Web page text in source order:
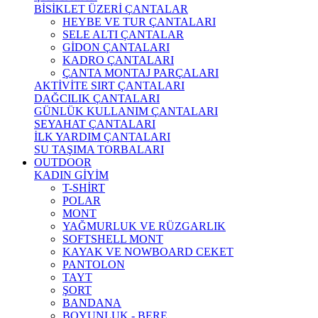
BİSİKLET ÜZERİ ÇANTALAR
HEYBE VE TUR ÇANTALARI
SELE ALTI ÇANTALAR
GİDON ÇANTALARI
KADRO ÇANTALARI
ÇANTA MONTAJ PARÇALARI
AKTİVİTE SIRT ÇANTALARI
DAĞCILIK ÇANTALARI
GÜNLÜK KULLANIM ÇANTALARI
SEYAHAT ÇANTALARI
İLK YARDIM ÇANTALARI
SU TAŞIMA TORBALARI
OUTDOOR
KADIN GİYİM
T-SHİRT
POLAR
MONT
YAĞMURLUK VE RÜZGARLIK
SOFTSHELL MONT
KAYAK VE NOWBOARD CEKET
PANTOLON
TAYT
ŞORT
BANDANA
BOYUNLUK - BERE